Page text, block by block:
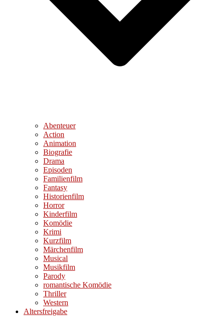
Abenteuer
Action
Animation
Biografie
Drama
Episoden
Familienfilm
Fantasy
Historienfilm
Horror
Kinderfilm
Komödie
Krimi
Kurzfilm
Märchenfilm
Musical
Musikfilm
Parody
romantische Komödie
Thriller
Western
Altersfreigabe